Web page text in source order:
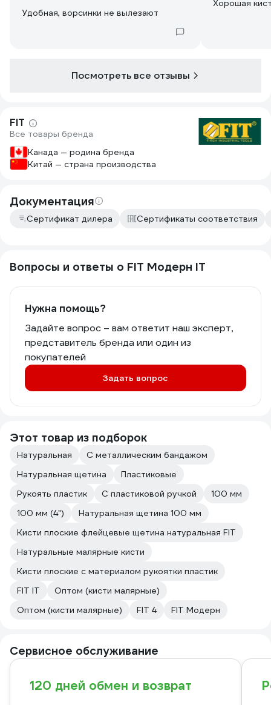
Удобная, ворсинки не вылезают
Хорошая
Посмотреть все отзывы
FIT
Все товары бренда
Канада — родина бренда
Китай — страна производства
Документация
Сертификат дилера Сертификаты соответствия
Вопросы и ответы о FIT Модерн IT
Нужна помощь?
Задайте вопрос – вам ответит наш эксперт,
представитель бренда или один из
покупателей
Задать вопрос
Этот товар из подборок
Натуральная
С металлическим бандажом
Натуральная щетина
Пластиковые
Рукоять пластик
С пластиковой ручкой
100 мм
100 мм (4")
Натуральная щетина 100 мм
Кисти плоские флейцевые щетина натуральная FIT
Натуральные малярные кисти
Кисти плоские с материалом рукоятки пластик
FIT IT
Оптом (кисти малярные)
Оптом (кисти малярные)
FIT 4 FIT Модерн
Сервисное обслуживание
120 дней обмен и возврат